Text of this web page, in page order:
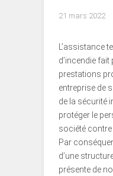
21 mars 2022
L’assistance
d’incendie
prestations
entreprise de
de la sécurité
protéger le
société contre
Par
d’une
présente de